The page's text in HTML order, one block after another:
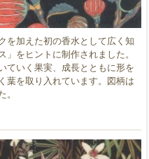
を加えた初の香水として広く知
」をヒントに制作されました。
ていく果実、成長とともに形を
葉を取り入れています。図柄は
。